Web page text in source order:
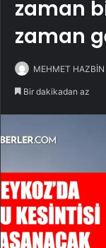
zaman
zaman
MEHMET
Bir dakikadan az